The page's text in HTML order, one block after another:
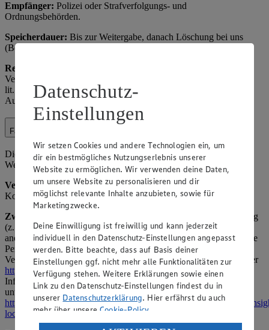
Empfänger: Polizei oder Strafverfolgungs- und
Ordnungsbehörden.
Speicherdauer: Bis zur Weitergabe, danach Löschung bei uns
(Behörden speichern separat).
Rechtsgrundlage:
Verpflichtung, z. B. aus StPO oder Polizeigesetzen); Art. 6 Abs. 1
lit. f) DSGVO (berechtigtes Interesse an Kooperation zur
Aufklärung von Straftaten).
Facebook
Die Verarbeitung im Kontext von Facebook (z. B. Fanpage,
Werbung) umfasst Interaktionen mit Nutzern.
Verarbeitete Daten:Nutzer-ID, Interaktionsdaten (z. B. Likes,
Kommentare), Profilinformationen (soweit öffentlich).
Zweck:
Betrieb der Seite, Beantwortung von Anfragen, Marketing
(z. B. gezielte Werbung). Insights-Daten werden von Meta
anonymisiert bereitgestellt, sodass keine Rückschlüsse auf einzelne
Personen möglich sind. Nähere Informationen zur gemeinsamen
Verantwortlichkeit mit Meta Platforms Ireland Ltd. finden Sie unter
https://www.facebook.com/legal/controller_addendum. Weitere
Informationen zum Datenschutz bei Facebook Insights finden Sie
unter
https://www.facebook.com/legal/terms/
locale=de_DE.
Datenschutz-
Einstellungen
Wir setzen Cookies und andere Technologien ein, um
dir ein bestmögliches Nutzungserlebnis unserer
Website zu ermöglichen. Wir verwenden deine Daten,
um unsere Website zu personalisieren und dir
möglichst relevante Inhalte anzubieten, sowie für
Marketingzwecke.
Deine Einwilligung ist freiwillig und kann jederzeit
individuell in den Datenschutz-Einstellungen angepasst
werden. Bitte beachte, dass auf Basis deiner
Einstellungen ggf. nicht mehr alle Funktionalitäten zur
Verfügung stehen. Weitere Erklärungen sowie einen
Link zu den Datenschutz-Einstellungen findest du in
unserer Datenschutzerklärung. Hier erfährst du auch
mehr über unsereCookie-Policy.